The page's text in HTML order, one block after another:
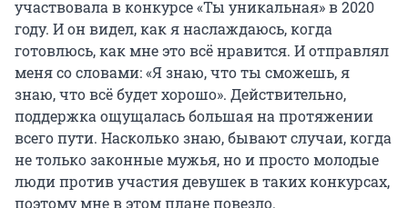
участвовала в конкурсе «Ты уникальная» в 2020
году. И он видел, как я наслаждаюсь, когда
готовлюсь, как мне это всё нравится. И отправлял
меня со словами: «Я знаю, что ты сможешь, я
знаю, что всё будет хорошо». Действительно,
поддержка ощущалась большая на протяжении
всего пути. Насколько знаю, бывают случаи, когда
не только законные мужья, но и просто молодые
люди против участия девушек в таких конкурсах,
поэтому мне в этом плане повезло.